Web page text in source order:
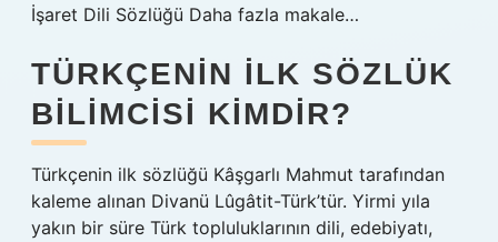
İşaret Dili Sözlüğü Daha fazla makale…
TÜRKÇENIN ILK SÖZLÜK
BILIMCISI KIMDIR?
Türkçenin ilk sözlüğü Kâşgarlı Mahmut tarafından
kaleme alınan Divanü Lûgâtit-Türk’tür. Yirmi yıla
yakın bir süre Türk topluluklarının dili, edebiyatı,